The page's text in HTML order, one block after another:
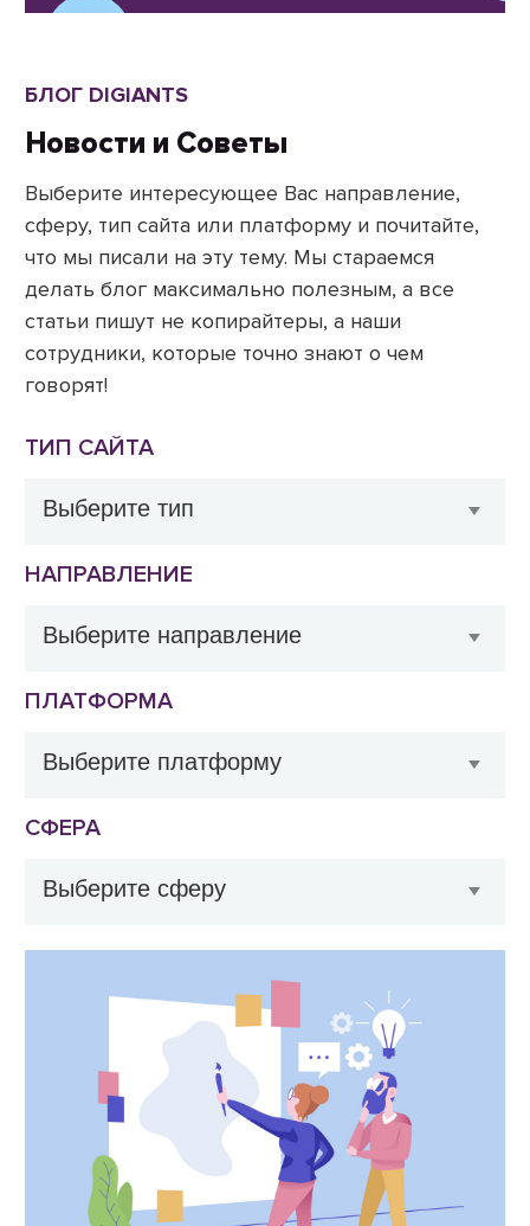
БЛОГ DIGIANTS
Новости и Советы
Выберите интересующее Вас направление,
сферу, тип сайта или платформу и почитайте,
что мы писали на эту тему. Мы стараемся
делать блог максимально полезным, а все
статьи пишут не копирайтеры, а наши
сотрудники, которые точно знают о чем
говорят!
ТИП САЙТА
НАПРАВЛЕНИЕ
ПЛАТФОРМА
СФЕРА